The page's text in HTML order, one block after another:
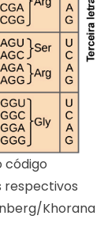
código
respectivos
Khorana